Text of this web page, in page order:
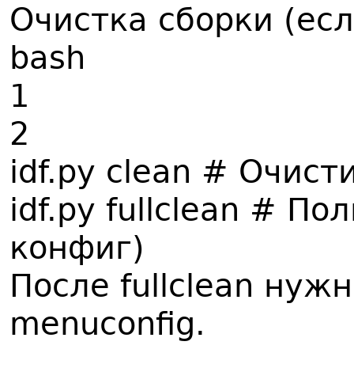
Очистка сборки
bash
1
2
idf.py clean #
idf.py fullclean #
конфиг)
После fullclean
menuconfig.